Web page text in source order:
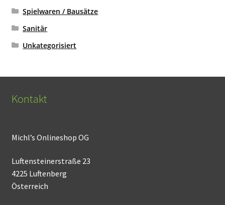
Spielwaren / Bausätze
Sanitär
Unkategorisiert
Kontakt
Michl’s Onlineshop OG
Luftensteinerstraße 23
4225 Luftenberg
Österreich